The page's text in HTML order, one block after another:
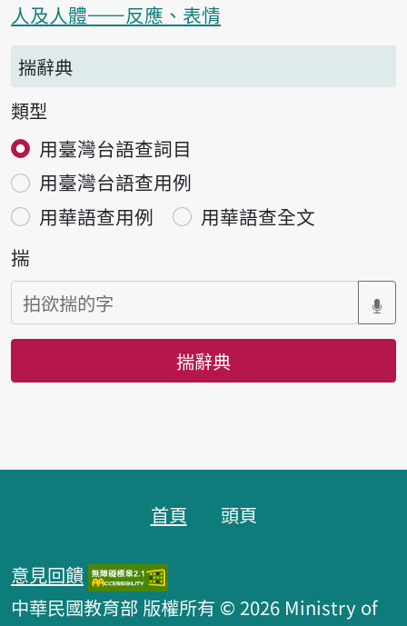
人及人體——反應、表情
揣辭典
類型
用臺灣台語查詞目
用臺灣台語查用例
用華語查用例
用華語查全文
揣
揣辭典
首頁 頭頁
意見回饋
中華民國教育部 版權所有 © 2026 Ministry of